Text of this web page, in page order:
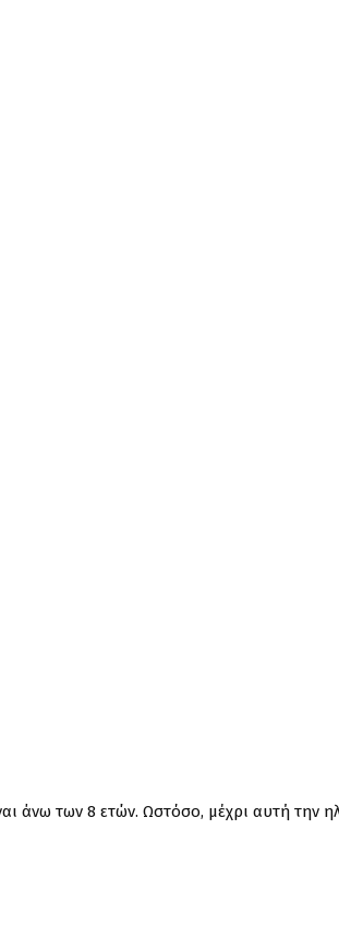
άνω των 8 ετών. Ωστόσο, μέχρι αυτή την